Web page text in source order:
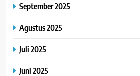
September 2025
Agustus 2025
Juli 2025
Juni 2025